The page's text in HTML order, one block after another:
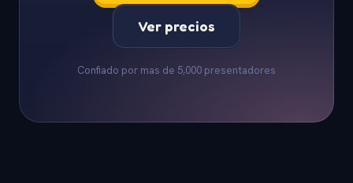
Ver precios
Confiado por mas de 5,000 presentadores